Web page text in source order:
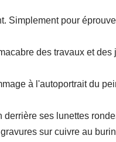
Simplement pour
des travaux et
à l'autoportrait du
ses lunettes
sur cuivre au